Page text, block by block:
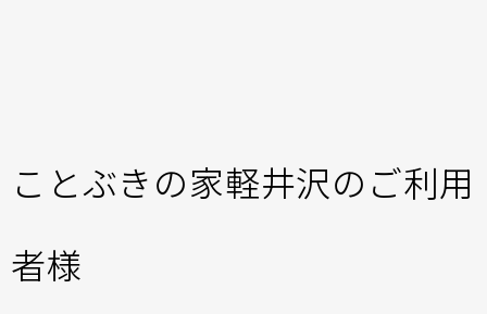
ことぶきの家軽井沢のご利用
者様